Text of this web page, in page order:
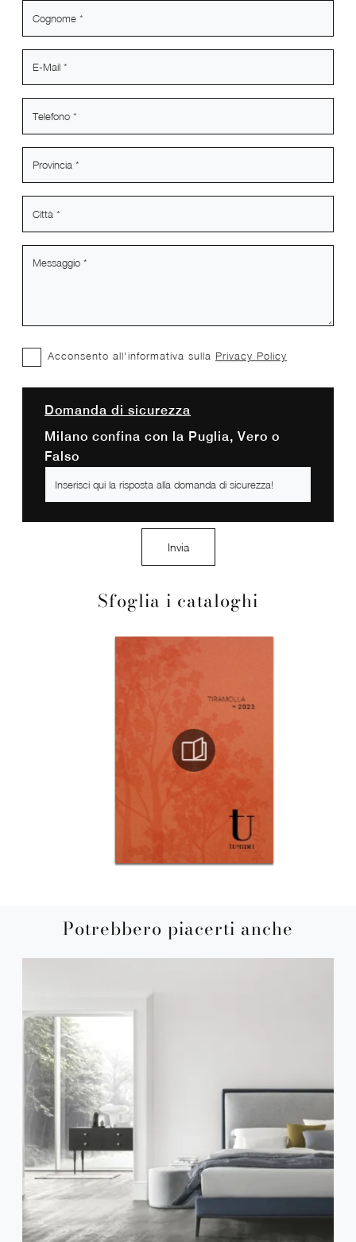
Sfoglia i cataloghi
Acconsento all'informativa sulla Privacy Policy
Domanda di sicurezza
Milano confina con la Puglia, Vero o
Falso
Invia
Potrebbero piacerti anche